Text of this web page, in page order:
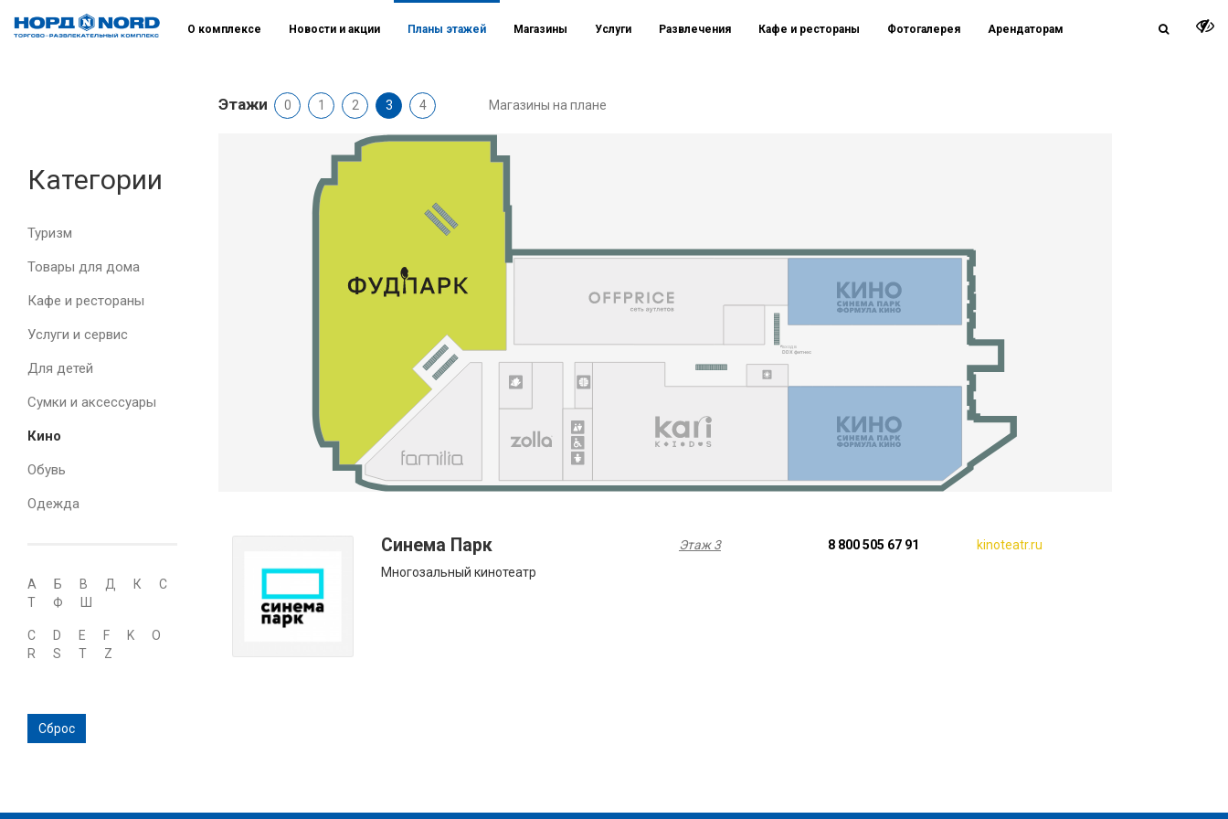
Категории
Туризм
Товары для дома
Кафе и рестораны
Услуги и сервис
Для детей
Сумки и аксессуары
Кино
Обувь
Одежда
А Б В Д К
С
Т
Ф
C D E F K
O
R
S T Z
Сброс
О комплексе Новости и акции Планы этажей Магазины Услуги Развлечения Кафе и рестораны Фотогалерея Арендаторам
Этажи 0 1 2 3 4 Магазины на плане
Синема Парк
Многозальный кинотеатр
Этаж 3 8 800 505 67 91 kinoteatr.ru